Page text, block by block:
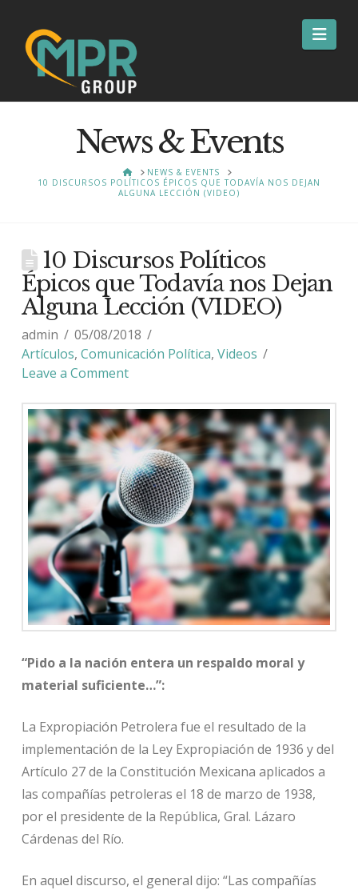
News & Events
HOMENEWS & EVENTS
10 DISCURSOS POLÍTICOS ÉPICOS QUE TODAVÍA NOS DEJAN
ALGUNA LECCIÓN (VIDEO)
10 Discursos Políticos
Épicos que Todavía nos Dejan
Alguna Lección (VIDEO)
admin
05/08/2018
Artículos, Comunicación Política, Videos
Leave a Comment
“Pido a la nación entera un respaldo moral y
material suficiente…”:
La Expropiación Petrolera fue el resultado de la
implementación de la Ley Expropiación de 1936 y del
Artículo 27 de la Constitución Mexicana aplicados a
las compañías petroleras el 18 de marzo de 1938,
por el presidente de la República, Gral. Lázaro
Cárdenas del Río.
En aquel discurso, el general dijo: “Las compañías